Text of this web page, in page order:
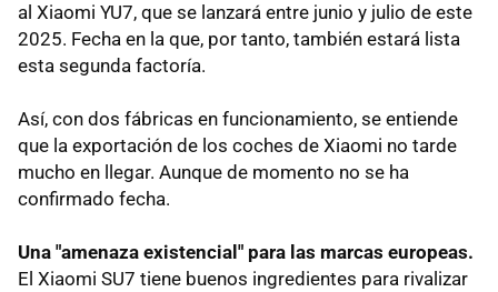
al Xiaomi YU7, que se lanzará entre junio y julio de este
2025. Fecha en la que, por tanto, también estará lista
esta segunda factoría.
Así, con dos fábricas en funcionamiento, se entiende
que la exportación de los coches de Xiaomi no tarde
mucho en llegar. Aunque de momento no se ha
confirmado fecha.
Una "amenaza existencial" para las marcas europeas.
El Xiaomi SU7 tiene buenos ingredientes para rivalizar